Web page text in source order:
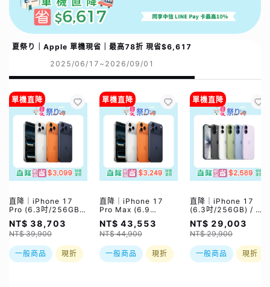
夏祭り｜Apple 單機現省｜最高78折 現省$6,617
2025/06/17~2026/09/01
單機直降
直降｜iPhone 17
Pro (6.3吋/256GB)
/ 三色 (售價已折)｜大
禮包最高省$3099好
禮五選一｜現貨或預
購，實際依原廠到貨時
間為準
NT$ 38,703
NT$ 39,900
一般商品 現折
單機直降
直降｜iPhone 17
Pro Max (6.9
吋/256GB) / 三色 (售
價已折)｜大禮包最高
省3249好禮五選一
NT$ 43,553
NT$ 44,900
一般商品 現折
單機直降
直降｜iPhone 17
(6.3吋/256GB) / 五
色 (售價已折)｜大禮
包最高省$2589好禮
五選一｜現貨或預購，
實際依原廠到貨時間為
準
NT$ 29,003
NT$ 29,900
一般商品 現折